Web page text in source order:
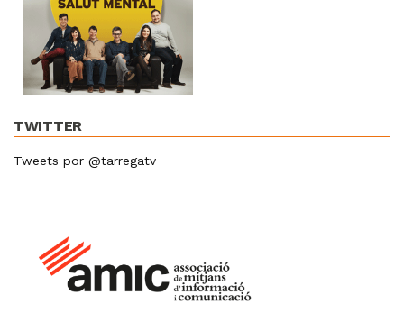
TWITTER
Tweets por @tarregatv